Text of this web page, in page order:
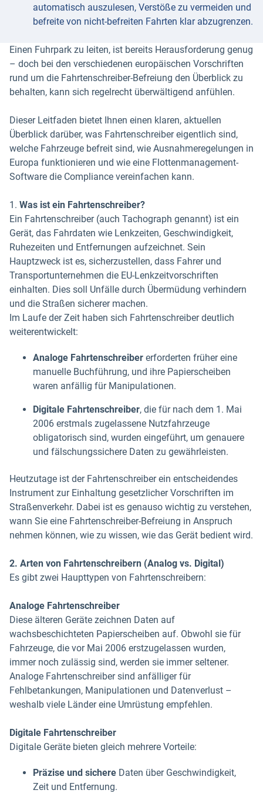
automatisch auszulesen, Verstöße zu vermeiden und
befreite von nicht-befreiten Fahrten klar abzugrenzen.
Einen Fuhrpark zu leiten, ist bereits Herausforderung genug
– doch bei den verschiedenen europäischen Vorschriften
rund um die Fahrtenschreiber-Befreiung den Überblick zu
behalten, kann sich regelrecht überwältigend anfühlen.
Dieser Leitfaden bietet Ihnen einen klaren, aktuellen
Überblick darüber, was Fahrtenschreiber eigentlich sind,
welche Fahrzeuge befreit sind, wie Ausnahmeregelungen in
Europa funktionieren und wie eine Flottenmanagement-
Software die Compliance vereinfachen kann.
1. Was ist ein Fahrtenschreiber?
Ein Fahrtenschreiber (auch Tachograph genannt) ist ein
Gerät, das Fahrdaten wie Lenkzeiten, Geschwindigkeit,
Ruhezeiten und Entfernungen aufzeichnet. Sein
Hauptzweck ist es, sicherzustellen, dass Fahrer und
Transportunternehmen die EU-Lenkzeitvorschriften
einhalten. Dies soll Unfälle durch Übermüdung verhindern
und die Straßen sicherer machen.
Im Laufe der Zeit haben sich Fahrtenschreiber deutlich
weiterentwickelt:
Analoge Fahrtenschreiber erforderten früher eine
manuelle Buchführung, und ihre Papierscheiben
waren anfällig für Manipulationen.
Digitale Fahrtenschreiber, die für nach dem 1. Mai
2006 erstmals zugelassene Nutzfahrzeuge
obligatorisch sind, wurden eingeführt, um genauere
und fälschungssichere Daten zu gewährleisten.
Heutzutage ist der Fahrtenschreiber ein entscheidendes
Instrument zur Einhaltung gesetzlicher Vorschriften im
Straßenverkehr. Dabei ist es genauso wichtig zu verstehen,
wann Sie eine Fahrtenschreiber-Befreiung in Anspruch
nehmen können, wie zu wissen, wie das Gerät bedient wird.
2. Arten von Fahrtenschreibern (Analog vs. Digital)
Es gibt zwei Haupttypen von Fahrtenschreibern:
Analoge Fahrtenschreiber
Diese älteren Geräte zeichnen Daten auf
wachsbeschichteten Papierscheiben auf. Obwohl sie für
Fahrzeuge, die vor Mai 2006 erstzugelassen wurden,
immer noch zulässig sind, werden sie immer seltener.
Analoge Fahrtenschreiber sind anfälliger für
Fehlbetankungen, Manipulationen und Datenverlust –
weshalb viele Länder eine Umrüstung empfehlen.
Digitale Fahrtenschreiber
Digitale Geräte bieten gleich mehrere Vorteile:
Präzise und sichere Daten über Geschwindigkeit,
Zeit und Entfernung.